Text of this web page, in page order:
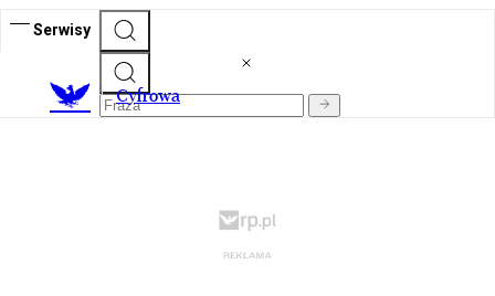
Serwisy
Cyfrowa